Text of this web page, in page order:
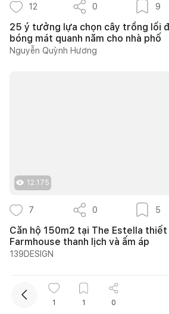
12 0 9
25 ý tưởng lựa chọn cây trồng lối
bóng mát quanh năm cho nhà phố
Nguyễn Quỳnh Hương
12.175
7 0 5
Căn hộ 150m2 tại The Estella
Farmhouse thanh lịch và ấm áp
139DESIGN
1 1 0
Mua sắm